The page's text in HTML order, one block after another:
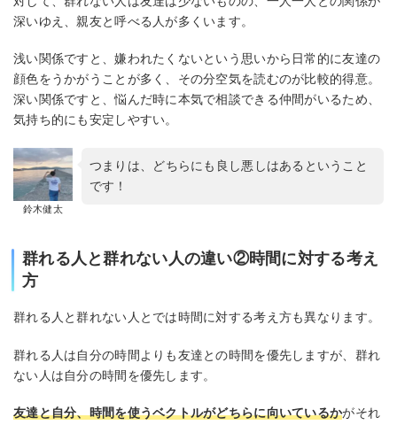
深いゆえ、親友と呼べる人が多くいます。
浅い関係ですと、嫌われたくないという思いから日常的に友達の
顔色をうかがうことが多く、その分空気を読むのが比較的得意。
深い関係ですと、悩んだ時に本気で相談できる仲間がいるため、
気持ち的にも安定しやすい。
鈴木健太
つまりは、どちらにも良し悪しはあるということ
です！
群れる人と群れない人の違い②時間に対する考え
方
群れる人と群れない人とでは時間に対する考え方も異なります。
群れる人は自分の時間よりも友達との時間を優先しますが、群れ
ない人は自分の時間を優先します。
友達と自分、時間を使うベクトルがどちらに向いているかがそれ